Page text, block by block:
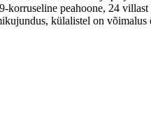
korruseline peahoone, 24
külalistel on võimalus